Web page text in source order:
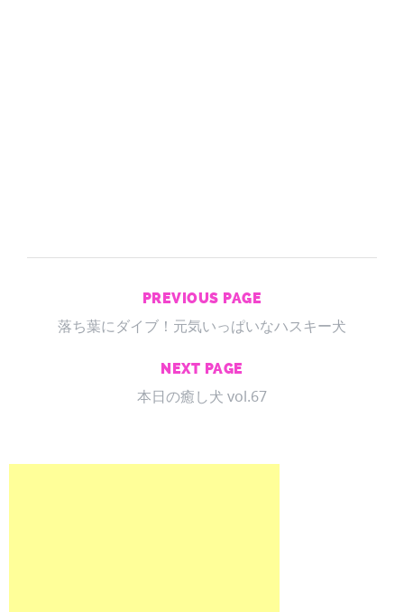
PREVIOUS PAGE
落ち葉にダイブ！元気いっぱいなハスキー犬
NEXT PAGE
本日の癒し犬 vol.67